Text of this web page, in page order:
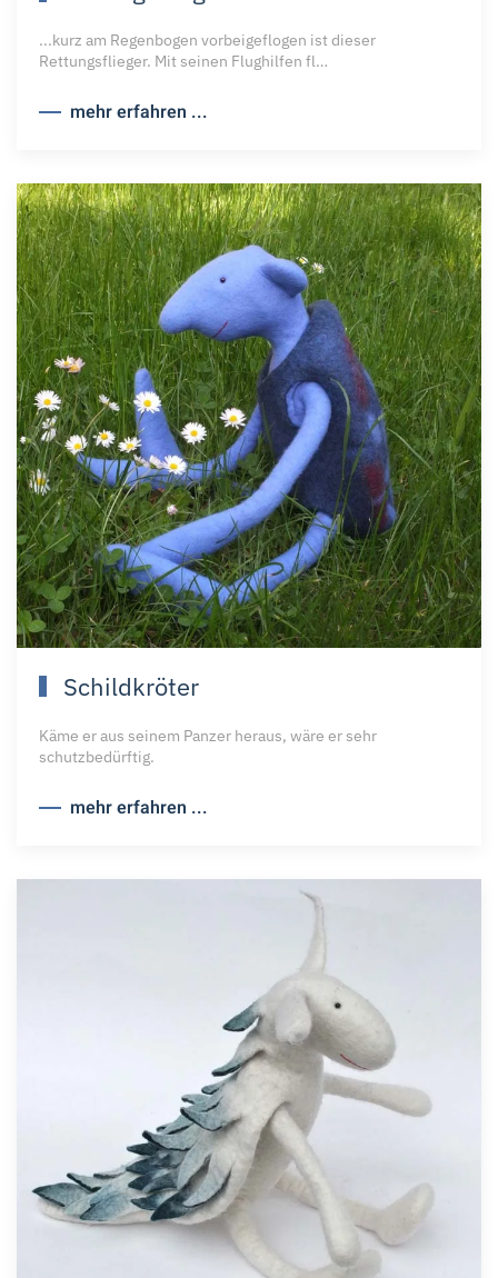
...kurz am Regenbogen vorbeigeflogen ist dieser
Rettungsflieger. Mit seinen Flughilfen fl…
mehr erfahren ...
Schildkröter
Käme er aus seinem Panzer heraus, wäre er sehr
schutzbedürftig.
mehr erfahren ...